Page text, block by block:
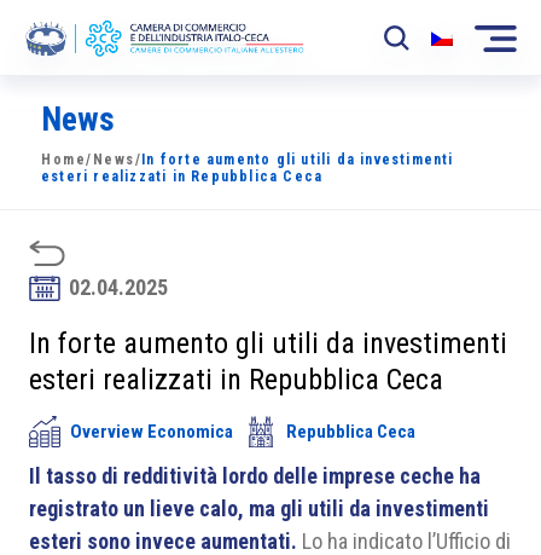
La Camera
News
Sviluppo Mercato
Soci
Partner
Progetti
Area riservata
News
Home/ News/ In forte aumento gli utili da investimenti
esteri realizzati in Repubblica Ceca
02.04.2025
In forte aumento gli utili da investimenti
esteri realizzati in Repubblica Ceca
Overview Economica Repubblica Ceca
Il tasso di redditività lordo delle imprese ceche ha
registrato un lieve calo, ma gli utili da investimenti
esteri sono invece aumentati. Lo ha indicato l’Ufficio di